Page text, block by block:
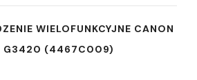
WIELOFUNKCYJNE CANON
G3420 (4467C009)